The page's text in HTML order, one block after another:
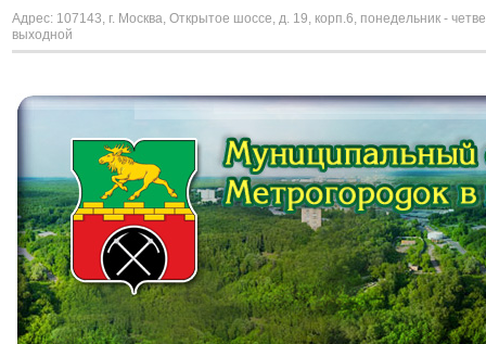
Адрес: 107143, г. Москва, Открытое шоссе, д. 19, корп.6, понедельник -
выходной